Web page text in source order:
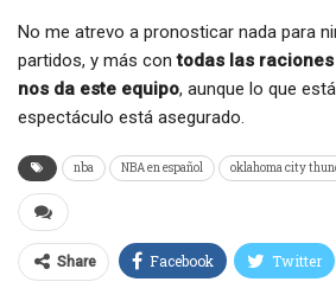
No me atrevo a pronosticar nada para
partidos, y más con todas las
nos da este equipo, aunque lo que
espectáculo está asegurado.
nba NBA en español oklahoma city
Share Facebook Twitter